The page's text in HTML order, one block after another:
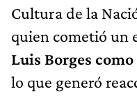
Cultura de la
quien cometió un
Luis Borges como
lo que generó